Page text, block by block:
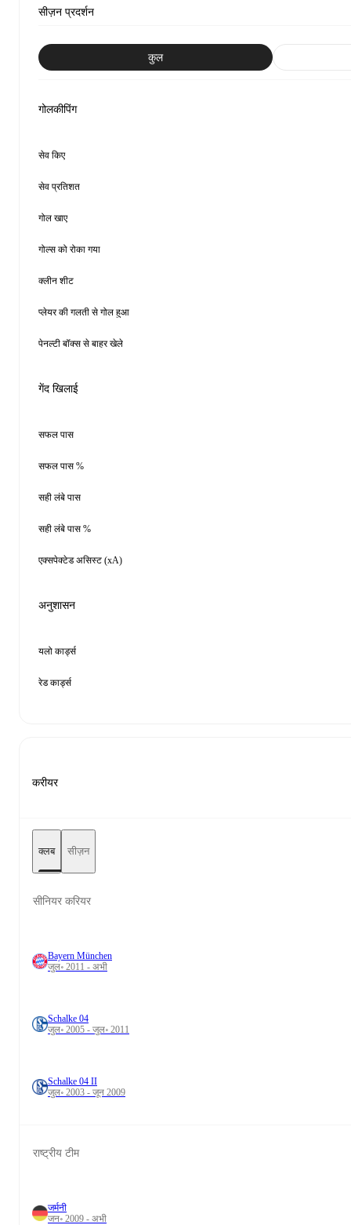
सीज़न प्रदर्शन
कुल
गोलकीपिंग
सेव किए
सेव प्रतिशत
गोल खाए
गोल्स को रोका गया
क्लीन शीट
प्लेयर की गलती से गोल हुआ
पेनल्टी बॉक्स से बाहर खेले
गेंद खिलाई
सफल पास
सफल पास %
सही लंबे पास
सही लंबे पास %
एक्सपेक्टेड असिस्ट (xA)
अनुशासन
यलो कार्ड्स
रेड कार्ड्स
करीयर
क्लब सीज़न
सीनियर करियर
Bayern München
जुल॰ 2011 - अभी
Schalke 04
जुल॰ 2005 - जुल॰ 2011
Schalke 04 II
जुल॰ 2003 - जून 2009
राष्ट्रीय टीम
जर्मनी
जन॰ 2009 - अभी